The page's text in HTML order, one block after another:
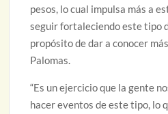
pesos, lo cual impulsa más a
seguir fortaleciendo este tipo
propósito de dar a conocer
Palomas.
“Es un ejercicio que la gente
hacer eventos de este tipo, lo